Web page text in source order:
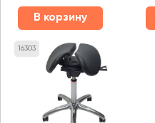
В корзину
16303